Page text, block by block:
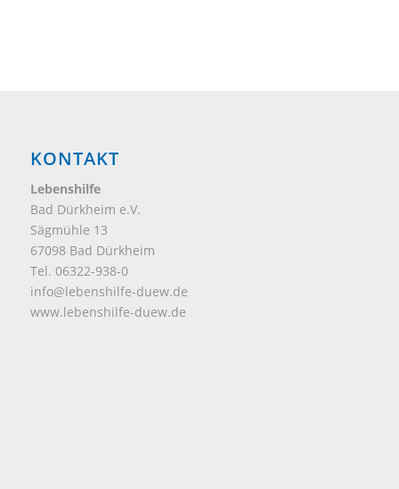
KONTAKT
Lebenshilfe
Bad Dürkheim e.V.
Sägmühle 13
67098 Bad Dürkheim
Tel. 06322-938-0
info@lebenshilfe-duew.de
www.lebenshilfe-duew.de